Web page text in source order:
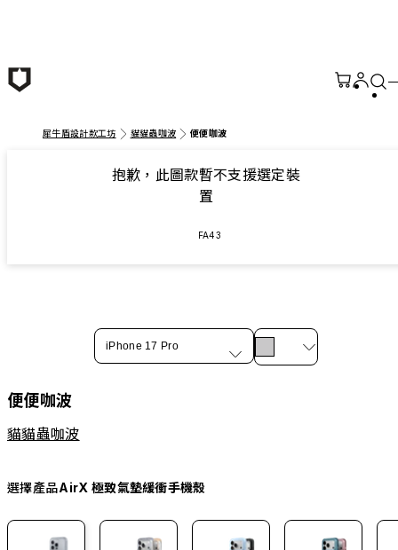
犀牛盾設計款工坊 貓貓蟲咖波 便便咖波
抱歉，此圖款暫不支援選定裝
置
FA43
iPhone 17 Pro
便便咖波
貓貓蟲咖波
選擇產品AirX 極致氣墊緩衝手機殼